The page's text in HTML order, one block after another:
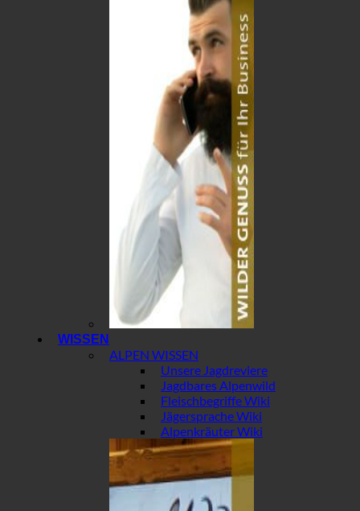
WISSEN
ALPEN WISSEN
Unsere Jagdreviere
Jagdbares Alpenwild
Fleischbegriffe Wiki
Jägersprache Wiki
Alpenkräuter Wiki